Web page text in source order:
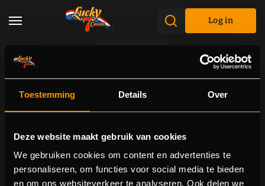
Toestemming Details Over
Deze website maakt gebruik van cookies
We gebruiken cookies om content en advertenties te
personaliseren, om functies voor social media te bieden
en om ons websiteverkeer te analyseren. Ook delen we
Log in